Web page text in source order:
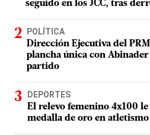
seguido en los JCC, tras
POLÍTICA
Dirección Ejecutiva del
plancha única con
partido
DEPORTES
El relevo femenino 4x100 le
medalla de oro en